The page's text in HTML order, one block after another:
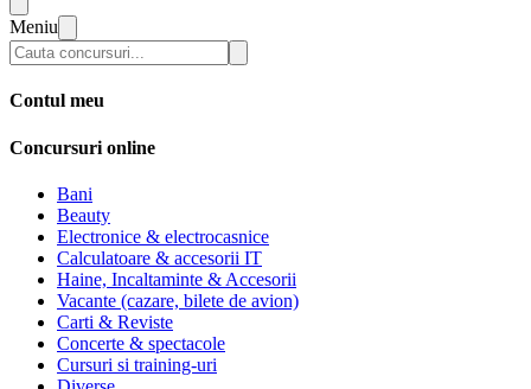
Meniu
Contul meu
Concursuri online
Bani
Beauty
Electronice & electrocasnice
Calculatoare & accesorii IT
Haine, Incaltaminte & Accesorii
Vacante (cazare, bilete de avion)
Carti & Reviste
Concerte & spectacole
Cursuri si training-uri